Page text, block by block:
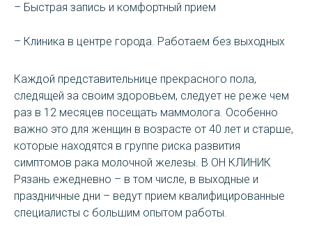
– Быстрая запись и комфортный прием
– Клиника в центре города. Работаем без выходных
Каждой представительнице прекрасного пола,
следящей за своим здоровьем, следует не реже чем
раз в 12 месяцев посещать маммолога. Особенно
важно это для женщин в возрасте от 40 лет и старше,
которые находятся в группе риска развития
симптомов рака молочной железы. В ОН КЛИНИК
Рязань ежедневно – в том числе, в выходные и
праздничные дни – ведут прием квалифицированные
специалисты с большим опытом работы.